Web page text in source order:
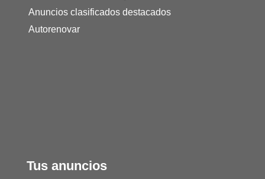
Anuncios clasificados destacados
Autorenovar
Tus anuncios